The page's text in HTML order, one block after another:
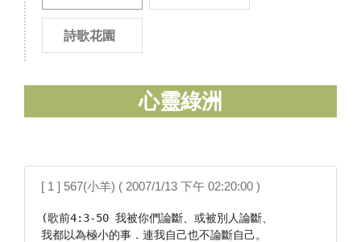
詩歌花園
心靈綠洲
[ 1 ] 567(小羊) ( 2007/1/13 下午 02:20:00 )
(歌前4:3-50 我被你們論斷、或被別人論斷、
我都以為極小的事．連我自己也不論斷自己。